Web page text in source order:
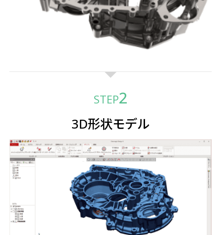
STEP
3D形状モデル